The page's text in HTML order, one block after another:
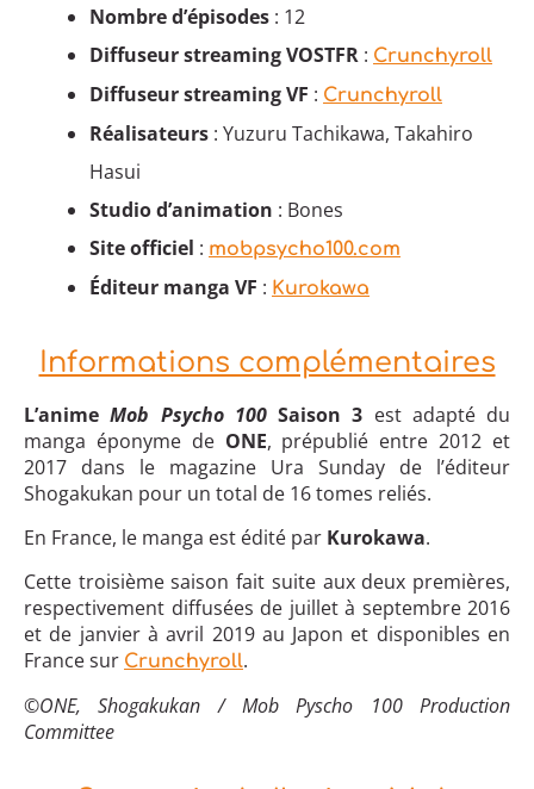
Nombre d’épisodes : 12
Diffuseur streaming VOSTFR : Crunchyroll
Diffuseur streaming VF : Crunchyroll
Réalisateurs : Yuzuru Tachikawa, Takahiro
Hasui
Studio d’animation : Bones
Site officiel : mobpsycho100.com
Éditeur manga VF : Kurokawa
Informations complémentaires
L’animeMob Psycho 100Saison 3 est adapté du
manga éponyme deONE, prépublié entre 2012 et
2017 dans le magazine Ura Sunday de l’éditeur
Shogakukan pour un total de 16 tomes reliés.
En France, le manga est édité par Kurokawa.
Cette troisième saison fait suite aux deux premières,
respectivement diffusées de juillet à septembre 2016
et de janvier à avril 2019 au Japon et disponibles en
France sur Crunchyroll.
©ONE, Shogakukan / Mob Pyscho 100 Production
Committee